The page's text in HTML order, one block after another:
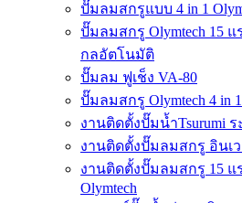
ปั๊มลมสกรูแบบ 4 in 1
ปั๊มลมสกรู Olymtech 15
กลอัตโนมัติ
ปั๊มลม ฟูเช็ง VA-80
ปั๊มลมสกรู Olymtech 4 in 1
งานติดตั้งปั๊มน้ำTsurumi
งานติดตั้งปั๊มลมสกรู อินเว
งานติดตั้งปั๊มลมสกรู 15 แ
Olymtech